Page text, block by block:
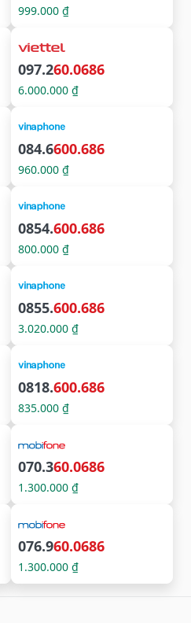
999.000 ₫
097.260.0686
6.000.000 ₫
084.6600.686
960.000 ₫
0854.600.686
800.000 ₫
0855.600.686
3.020.000 ₫
0818.600.686
835.000 ₫
070.360.0686
1.300.000 ₫
076.960.0686
1.300.000 ₫